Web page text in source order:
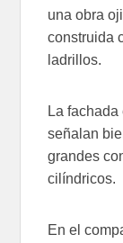
una obra
construida
ladrillos.
La
señalan
grandes
cilíndricos.
En el